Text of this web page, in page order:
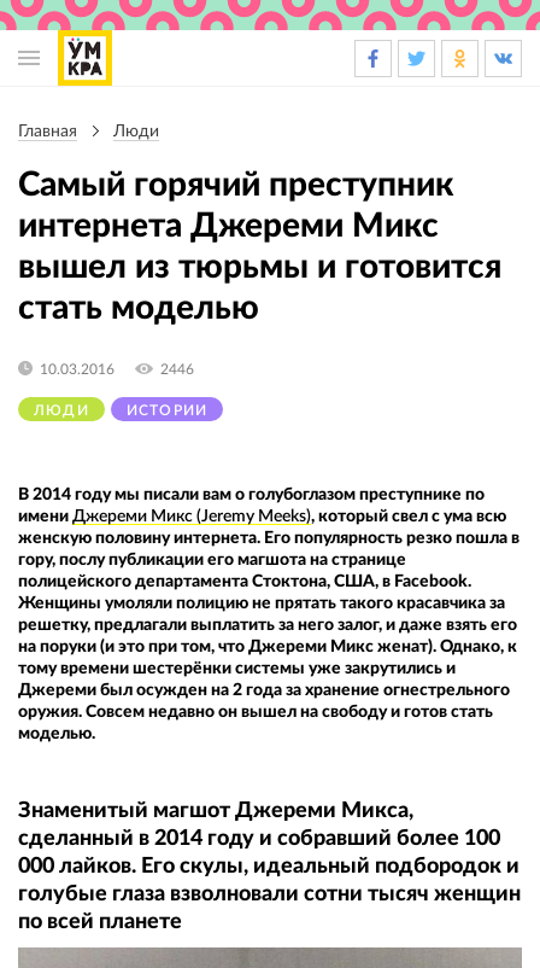
навигации
Главная Люди
Самый горячий преступник
интернета Джереми Микс
вышел из тюрьмы и готовится
стать моделью
ЛЮДИ ИСТОРИИ
10.03.2016 2446
В 2014 году мы писали вам о голубоглазом преступнике по
имени Джереми Микс (Jeremy Meeks), который свел с ума всю
женскую половину интернета. Его популярность резко пошла в
гору, послу публикации его магшота на странице
полицейского департамента Стоктона, США, в Facebook.
Женщины умоляли полицию не прятать такого красавчика за
решетку, предлагали выплатить за него залог, и даже взять его
на поруки (и это при том, что Джереми Микс женат). Однако, к
тому времени шестерёнки системы уже закрутились и
Джереми был осужден на 2 года за хранение огнестрельного
оружия. Совсем недавно он вышел на свободу и готов стать
моделью.
Знаменитый магшот Джереми Микса,
сделанный в 2014 году и собравший более 100
000 лайков. Его скулы, идеальный подбородок и
голубые глаза взволновали сотни тысяч женщин
по всей планете